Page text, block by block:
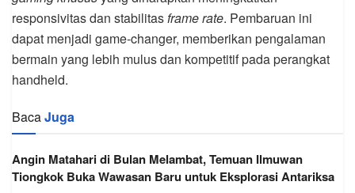
responsivitas dan stabilitas frame rate. Pembaruan ini
dapat menjadi game-changer, memberikan pengalaman
bermain yang lebih mulus dan kompetitif pada perangkat
handheld.
BacaJuga
Angin Matahari di Bulan Melambat, Temuan Ilmuwan
Tiongkok Buka Wawasan Baru untuk Eksplorasi Antariksa